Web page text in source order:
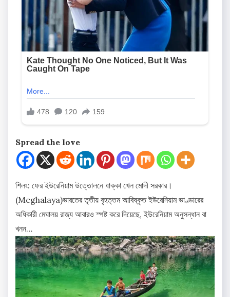
Spread the love
শিলং: ফের ইউরেনিয়াম উত্তোলনে ধাক্কা খেল মোদী সরকার।
(Meghalaya)ভারতের তৃতীয় বৃহত্তম আবিষ্কৃত ইউরেনিয়াম ভাণ্ডারের
অধিকারী মেঘালয় রাজ্য আবারও স্পষ্ট করে দিয়েছে, ইউরেনিয়াম অনুসন্ধান বা
খনন…